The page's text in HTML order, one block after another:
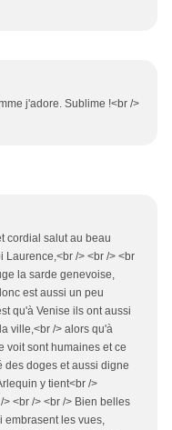
j'adore. Sublime !<br />
cordial salut au beau
Laurence,<br /> <br /> <br
la sarde genevoise,
est aussi un peu
qu'à Venise ils ont aussi
ville,<br /> alors qu'à
voit sont humaines et ce
des doges et aussi digne
y tient<br />
<br /> <br /> Bien belles
embrasent les vues,